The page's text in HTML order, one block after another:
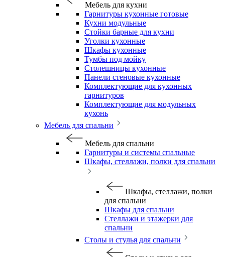
Мебель для кухни
Гарнитуры кухонные готовые
Кухни модульные
Стойки барные для кухни
Уголки кухонные
Шкафы кухонные
Тумбы под мойку
Столешницы кухонные
Панели стеновые кухонные
Комплектующие для кухонных
гарнитуров
Комплектующие для модульных
кухонь
Мебель для спальни
Мебель для спальни
Гарнитуры и системы спальные
Шкафы, стеллажи, полки для спальни
Шкафы, стеллажи, полки
для спальни
Шкафы для спальни
Стеллажи и этажерки для
спальни
Столы и стулья для спальни